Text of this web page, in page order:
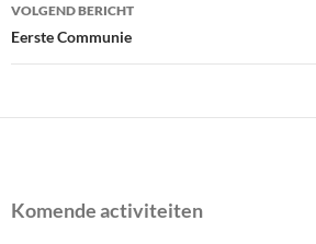
VOLGEND BERICHT
Eerste Communie
Komende activiteiten